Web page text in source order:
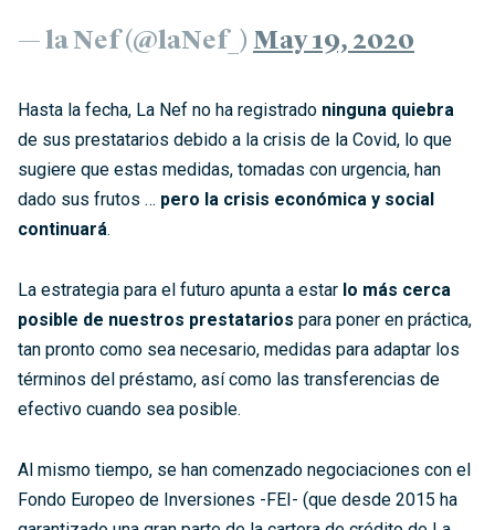
— la Nef (@laNef_) May 19, 2020
Hasta la fecha, La Nef no ha registrado ninguna quiebra
de sus prestatarios debido a la crisis de la Covid, lo que
sugiere que estas medidas, tomadas con urgencia, han
dado sus frutos … pero la crisis económica y social
continuará.
La estrategia para el futuro apunta a estar lo más cerca
posible de nuestros prestatarios para poner en práctica,
tan pronto como sea necesario, medidas para adaptar los
términos del préstamo, así como las transferencias de
efectivo cuando sea posible.
Al mismo tiempo, se han comenzado negociaciones con el
Fondo Europeo de Inversiones -FEI- (que desde 2015 ha